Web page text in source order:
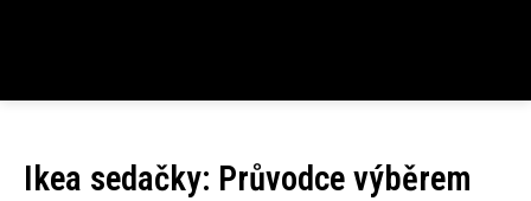
Ikea sedačky: Průvodce výběrem